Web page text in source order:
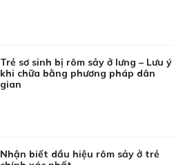
Trẻ sơ sinh bị rôm sảy ở lưng – Lưu ý
khi chữa bằng phương pháp dân
gian
Nhận biết dầu hiệu rôm sảy ở trẻ